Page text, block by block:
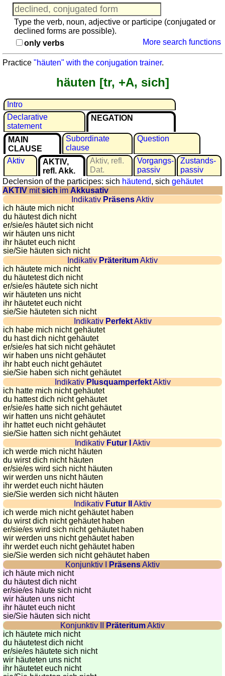
English
French
German
Italian
Latin
Portuguese
Spanish
Dutch
Utilities
Unit
converters
Car
number
Time
of
sunset
Bicycle
tours
Small
travel
vocabulary
(pdf)
GAMES
Geography
Quiz
of
coasts
rivers
Geography
quiz
Quiz
of
countries
Quiz
of
rivers
and
towns
Quiz
of
flags,
arms,
and
coins
Quiz
of
towns
and
countries
More
games
Animal
Type the verb, noun, adjective or participe (conjugated or
declined forms are possible).
only verbs
More search functions
Practice "häuten" with the conjugation trainer.
häuten [tr, +A, sich]
Intro
Declarative
statement
NEGATION
MAIN
CLAUSE
Subordinate
clause
Question
Aktiv
AKTIV,
refl. Akk.
Aktiv, refl.
Dat.
Vorgangs­
passiv
Zustands­
passiv
Declension of the participes: sich häutend, sich gehäutet
AKTIV mitsich im Akkusativ
Indikativ PräsensAktiv
ich häute mich nicht
du häutest dich nicht
er/sie/es häutet sich nicht
wir häuten uns nicht
ihr häutet euch nicht
sie/Sie häuten sich nicht
Indikativ PräteritumAktiv
ich häutete mich nicht
du häutetest dich nicht
er/sie/es häutete sich nicht
wir häuteten uns nicht
ihr häutetet euch nicht
sie/Sie häuteten sich nicht
Indikativ PerfektAktiv
ich habe mich nicht gehäutet
du hast dich nicht gehäutet
er/sie/es hat sich nicht gehäutet
wir haben uns nicht gehäutet
ihr habt euch nicht gehäutet
sie/Sie haben sich nicht gehäutet
Indikativ PlusquamperfektAktiv
ich hatte mich nicht gehäutet
du hattest dich nicht gehäutet
er/sie/es hatte sich nicht gehäutet
wir hatten uns nicht gehäutet
ihr hattet euch nicht gehäutet
sie/Sie hatten sich nicht gehäutet
Indikativ Futur I
Aktiv
ich werde mich nicht häuten
du wirst dich nicht häuten
er/sie/es wird sich nicht häuten
wir werden uns nicht häuten
ihr werdet euch nicht häuten
sie/Sie werden sich nicht häuten
Indikativ Futur II
Aktiv
ich werde mich nicht gehäutet haben
du wirst dich nicht gehäutet haben
er/sie/es wird sich nicht gehäutet haben
wir werden uns nicht gehäutet haben
ihr werdet euch nicht gehäutet haben
sie/Sie werden sich nicht gehäutet haben
Konjunktiv I
PräsensAktiv
ich häute mich nicht
du häutest dich nicht
er/sie/es häute sich nicht
wir häuten uns nicht
ihr häutet euch nicht
sie/Sie häuten sich nicht
Konjunktiv II
PräteritumAktiv
ich häutete mich nicht
du häutetest dich nicht
er/sie/es häutete sich nicht
wir häuteten uns nicht
ihr häutetet euch nicht